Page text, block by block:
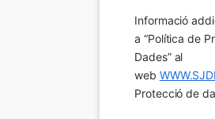
Informació
a “Política de
Dades” al
web
Protecció de